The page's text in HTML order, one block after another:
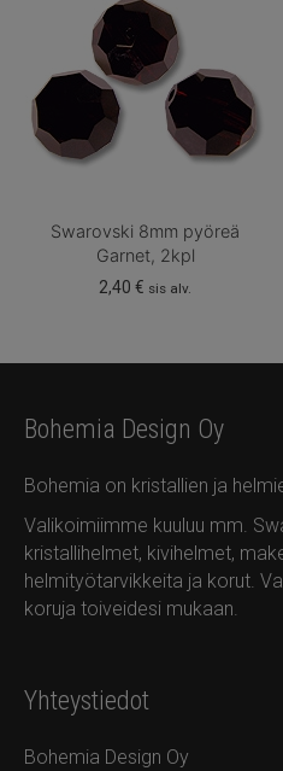
Swarovski 8mm pyöreä
Garnet, 2kpl
2,40€ sis alv.
Bohemia Design Oy
Bohemia on kristallien ja
Valikoimiimme kuuluu mm.
kristallihelmet, kivihelmet,
helmityötarvikkeita ja korut.
koruja toiveidesi mukaan.
Yhteystiedot
Bohemia Design Oy